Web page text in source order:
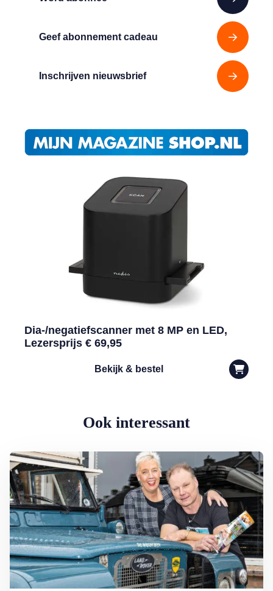
Geef abonnement cadeau
Inschrijven nieuwsbrief
Dia-/negatiefscanner met 8 MP en LED,
Lezersprijs € 69,95
Bekijk & bestel
Ook interessant
Lees meer over Ingrid en Hans van Gijs uit Moordrecht: ‘Allemaal